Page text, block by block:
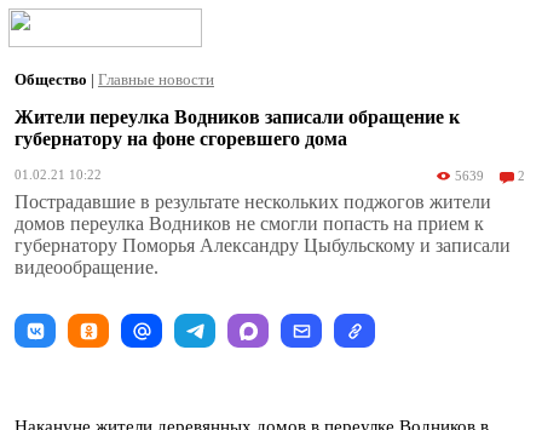
Общество | Главные новости
Жители переулка Водников записали обращение к
губернатору на фоне сгоревшего дома
01.02.21 10:22 5639 2
Пострадавшие в результате нескольких поджогов жители
домов переулка Водников не смогли попасть на прием к
губернатору Поморья Александру Цыбульскому и записали
видеообращение.